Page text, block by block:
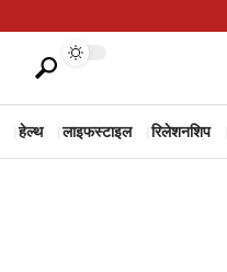
हेल्थ लाइफस्टाइल रिलेशनशिप